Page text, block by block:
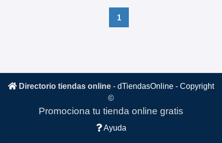
1
Directorio tiendas online - dTiendasOnline - Copyright
©
Promociona tu tienda online gratis
Ayuda